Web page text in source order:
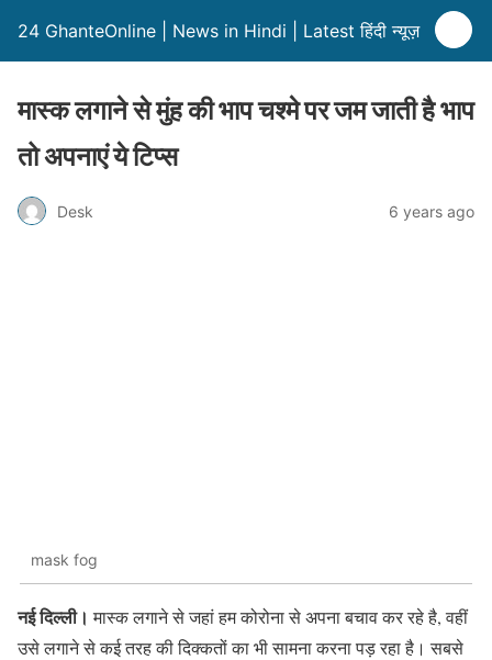
24 GhanteOnline | News in Hindi | Latest हिंदी न्यूज़
मास्क लगाने से मुंह की भाप चश्मे पर जम जाती है भाप
तो अपनाएं ये टिप्स
Desk 6 years ago
mask fog
नई दिल्ली। मास्क लगाने से जहां हम कोरोना से अपना बचाव कर रहे है, वहीं
उसे लगाने से कई तरह की दिक्कतों का भी सामना करना पड़ रहा है। सबसे